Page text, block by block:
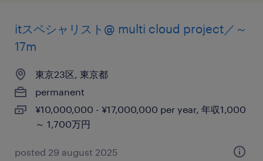
itスペシャリスト@ multi cloud project／～
17m
東京23区, 東京都
permanent
¥10,000,000 - ¥17,000,000 per year, 年収1,000
～ 1,700万円
posted 29 august 2025